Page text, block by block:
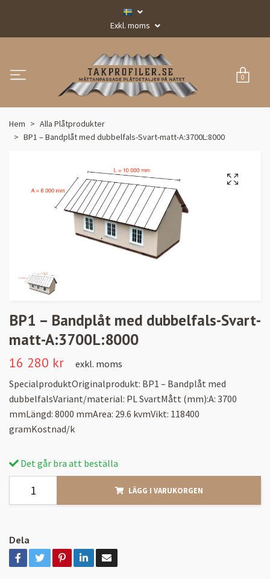
Exkl. moms
0
Hem
Alla Plåtprodukter
BP1 – Bandplåt med dubbelfals-Svart-matt-A:3700L:8000
BP1 – Bandplåt med dubbelfals-Svart-
matt-A:3700L:8000
16 280 kr
exkl. moms
SpecialproduktOriginalprodukt: BP1 – Bandplåt med
dubbelfalsVariant/material: PL SvartMått (mm):A: 3700
mmLängd: 8000 mmArea: 29.6 kvmVikt: 118400
gramKostnad/k
Det går bra att beställa
LÄGG I VARUKORGEN
Dela